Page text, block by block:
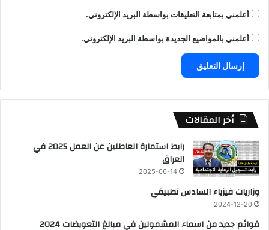
أعلمني بمتابعة التعليقات بواسطة البريد الإلكتروني.
أعلمني بالمواضيع الجديدة بواسطة البريد الإلكتروني.
أخر المقالات
رابط استمارة العاطلين عن العمل 2025 في
العراق
2025-06-14
وزاريات فيزياء السادس تطبيقي
2024-12-20
قوائم جديد من اسماء المشمولين في مبالغ التعويضات 2024